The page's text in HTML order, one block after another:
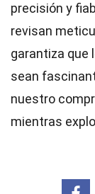
precisión y
revisan
garantiza que
sean
nuestro
mientras